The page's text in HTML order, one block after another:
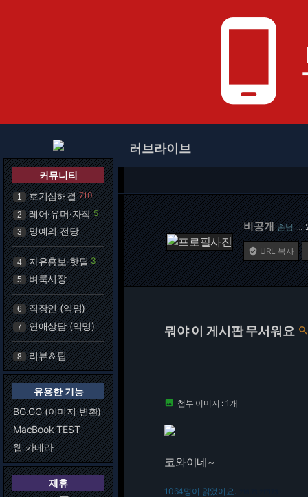
phone_android
커뮤니티
1 호기심해결 710
2 레어·유머·자작 5
3 명예의 전당
4 자유홍보·핫딜 3
5 벼룩시장
6 직장인 (익명)
7 연애상담 (익명)
8 리뷰＆팁
유용한 기능
BG.GG (이미지 변환)
MacBook TEST
웹 카메라
제휴
러브라이브
비공개 손님 …
 URL 복사
뭐야 이 게시판 무서워요
 첨부 이미지 : 1개
코와이네~
1064명이 읽었어요.